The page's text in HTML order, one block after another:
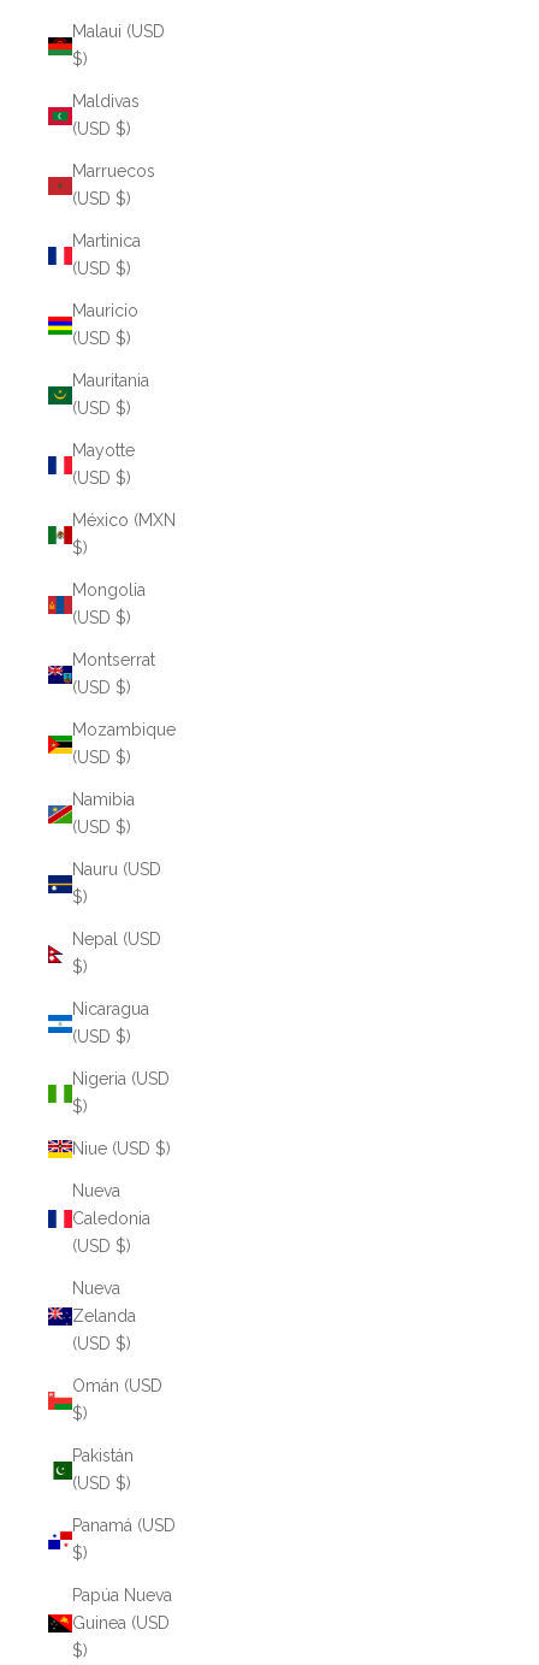
Malaui (USD
$)
Maldivas
(USD $)
Marruecos
(USD $)
Martinica
(USD $)
Mauricio
(USD $)
Mauritania
(USD $)
Mayotte
(USD $)
México (MXN
$)
Mongolia
(USD $)
Montserrat
(USD $)
Mozambique
(USD $)
Namibia
(USD $)
Nauru (USD
$)
Nepal (USD
$)
Nicaragua
(USD $)
Nigeria (USD
$)
Niue (USD $)
Nueva
Caledonia
(USD $)
Nueva
Zelanda
(USD $)
Omán (USD
$)
Pakistán
(USD $)
Panamá (USD
$)
Papúa Nueva
Guinea (USD
$)